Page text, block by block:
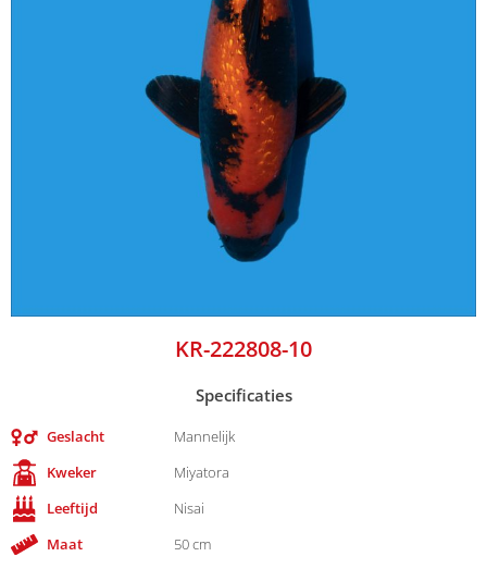
KR-222808-10
Specificaties
Geslacht
Mannelijk
Kweker
Miyatora
Leeftijd
Nisai
Maat
50 cm